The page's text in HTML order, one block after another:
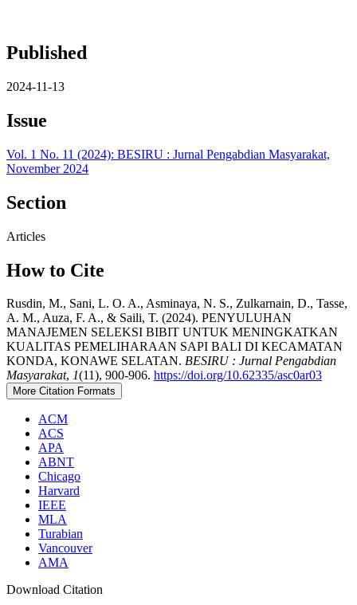
Published
2024-11-13
Issue
Vol. 1 No. 11 (2024): BESIRU : Jurnal Pengabdian Masyarakat,
November 2024
Section
Articles
How to Cite
Rusdin, M., Sani, L. O. A., Asminaya, N. S., Zulkarnain, D., Tasse,
A. M., Auza, F. A., & Saili, T. (2024). PENYULUHAN
MANAJEMEN SELEKSI BIBIT UNTUK MENINGKATKAN
KUALITAS PEMELIHARAAN SAPI BALI DI KECAMATAN
KONDA, KONAWE SELATAN. BESIRU : Jurnal Pengabdian
Masyarakat, 1(11), 900-906. https://doi.org/10.62335/asc0ar03
More Citation Formats
ACM
ACS
APA
ABNT
Chicago
Harvard
IEEE
MLA
Turabian
Vancouver
AMA
Download Citation